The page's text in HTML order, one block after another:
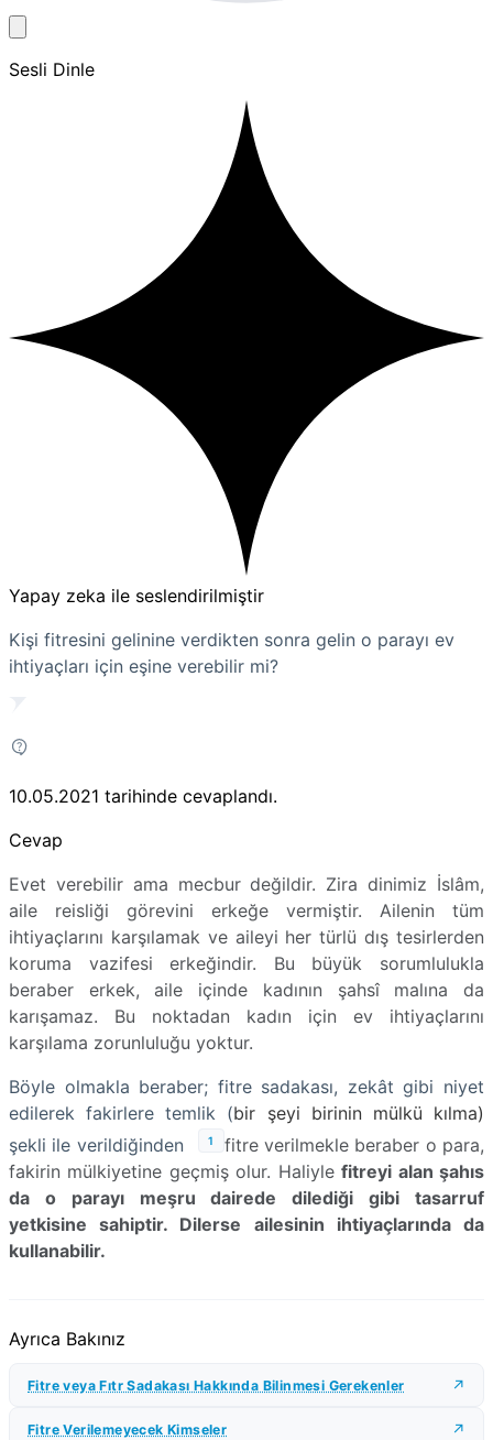
Sesli Dinle
Yapay zeka ile seslendirilmiştir
Kişi fitresini gelinine verdikten sonra gelin o parayı ev
ihtiyaçları için eşine verebilir mi?
10.05.2021 tarihinde cevaplandı.
Cevap
Evet verebilir ama mecbur değildir. Zira dinimiz İslâm,
aile reisliği görevini erkeğe vermiştir. Ailenin tüm
ihtiyaçlarını karşılamak ve aileyi her türlü dış tesirlerden
koruma vazifesi erkeğindir. Bu büyük sorumlulukla
beraber erkek, aile içinde kadının şahsî malına da
karışamaz. Bu noktadan kadın için ev ihtiyaçlarını
karşılama zorunluluğu yoktur.
Böyle olmakla beraber; fitre sadakası, zekât gibi niyet
edilerek fakirlere temlik (bir şeyi birinin mülkü kılma)
şekli ile verildiğinden
1
fitre verilmekle beraber o para,
fakirin mülkiyetine geçmiş olur. Haliylefitreyi alan şahıs
da o parayı meşru dairede dilediği gibi tasarruf
yetkisine sahiptir. Dilerse ailesinin ihtiyaçlarında da
kullanabilir.
Ayrıca Bakınız
Fitre veya Fıtr Sadakası Hakkında Bilinmesi Gerekenler
Fitre Verilemeyecek Kimseler